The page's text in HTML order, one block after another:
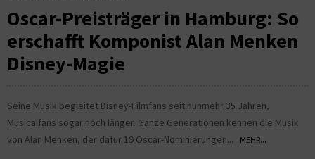
Oscar-Preisträger in Hamburg: So
erschafft Komponist Alan Menken
Disney-Magie
Seine Musik begleitet Disney-Filmfans seit nunmehr 35 Jahren,
Musicalfans sogar noch länger. Ganze Generationen kennen die Musik
von Alan Menken, der dafür 19 Oscar-Nominierungen...
MEHR...